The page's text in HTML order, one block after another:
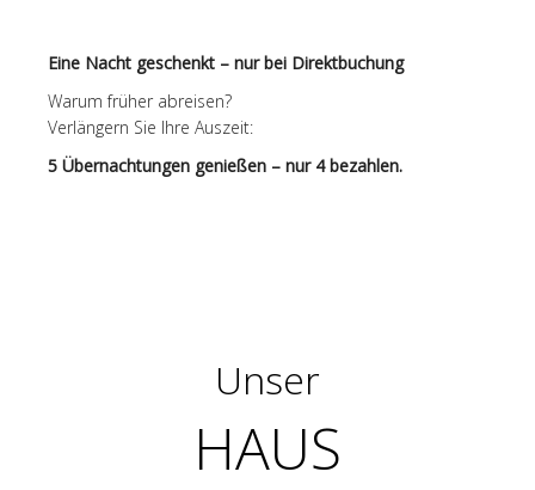
Eine Nacht geschenkt – nur bei Direktbuchung
Warum früher abreisen?
Verlängern Sie Ihre Auszeit:
5 Übernachtungen genießen – nur 4 bezahlen.
Unser
HAUS